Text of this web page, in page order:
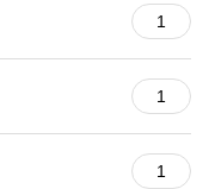
1
1
1